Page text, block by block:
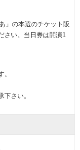
」の本選のチケット販
さい。当日券は開演1
さい。